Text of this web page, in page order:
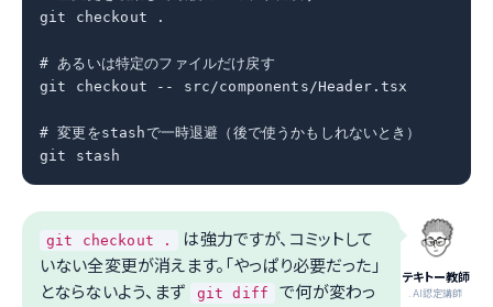
git checkout .
# あるいは特定のファイルだけ戻す
git checkout -- src/components/Header.tsx
# 変更をstashで一時退避（後で使うかもしれないとき）
git stash
テキトー教師
.AI認定講師
git checkout .
は強力ですが、コミットして
いない全変更が消えます。「やっぱり必要だった」
とならないよう、まず
git diff
で何が変わっ